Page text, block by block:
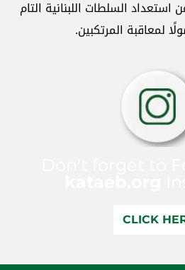
السلطات اللبنانية التام
لمعاقبة المرتكبين.
CLICK